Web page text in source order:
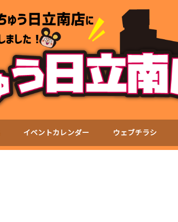
イベントカレンダー ウェブチラシ